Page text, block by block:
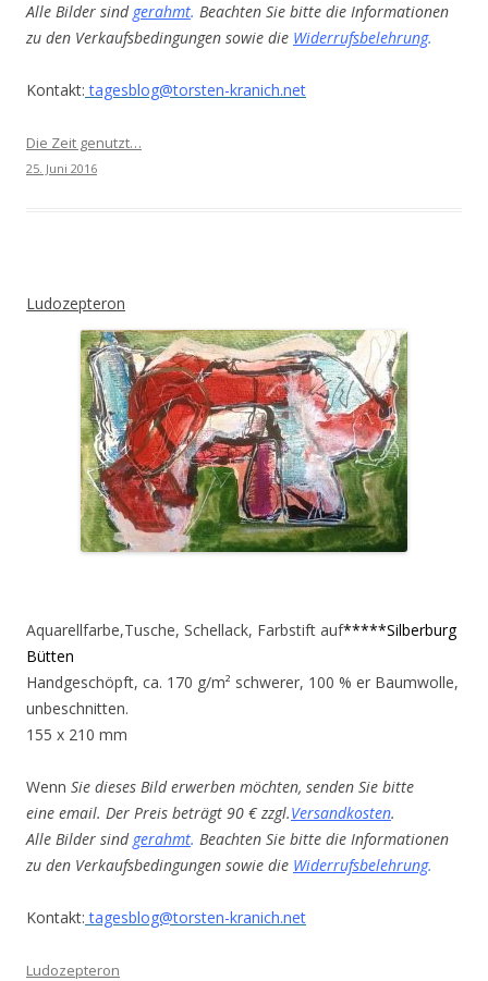
Alle Bilder sind gerahmt. Beachten Sie bitte die Informationen
zu den Verkaufsbedingungen sowie die Widerrufsbelehrung.
Kontakt: tagesblog@torsten-kranich.net
Die Zeit genutzt…
25. Juni 2016
Ludozepteron
Aquarellfarbe,Tusche, Schellack, Farbstift auf*****Silberburg
Bütten
Handgeschöpft, ca. 170 g/m² schwerer, 100 % er Baumwolle,
unbeschnitten.
155 x 210 mm
Wenn Sie dieses Bild erwerben möchten, senden Sie bitte
eine email. Der Preis beträgt 90 € zzgl.Versandkosten.
Alle Bilder sind gerahmt. Beachten Sie bitte die Informationen
zu den Verkaufsbedingungen sowie die Widerrufsbelehrung.
Kontakt: tagesblog@torsten-kranich.net
Ludozepteron